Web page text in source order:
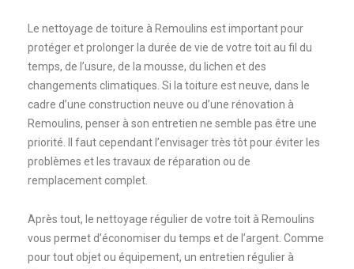
Le nettoyage de toiture à Remoulins est important pour
protéger et prolonger la durée de vie de votre toit au fil du
temps, de l’usure, de la mousse, du lichen et des
changements climatiques. Si la toiture est neuve, dans le
cadre d’une construction neuve ou d’une rénovation à
Remoulins, penser à son entretien ne semble pas être une
priorité. Il faut cependant l’envisager très tôt pour éviter les
problèmes et les travaux de réparation ou de
remplacement complet.
Après tout, le nettoyage régulier de votre toit à Remoulins
vous permet d’économiser du temps et de l’argent. Comme
pour tout objet ou équipement, un entretien régulier à